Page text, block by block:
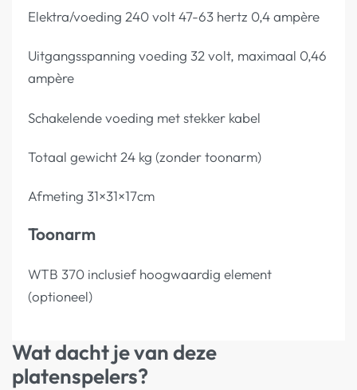
Elektra/voeding 240 volt 47-63 hertz 0,4 ampère
Uitgangsspanning voeding 32 volt, maximaal 0,46
ampère
Schakelende voeding met stekker kabel
Totaal gewicht 24 kg (zonder toonarm)
Afmeting 31×31×17cm
Toonarm
WTB 370 inclusief hoogwaardig element
(optioneel)
Wat dacht je van deze
platenspelers?